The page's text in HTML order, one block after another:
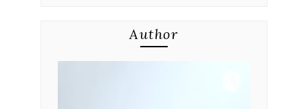
Author